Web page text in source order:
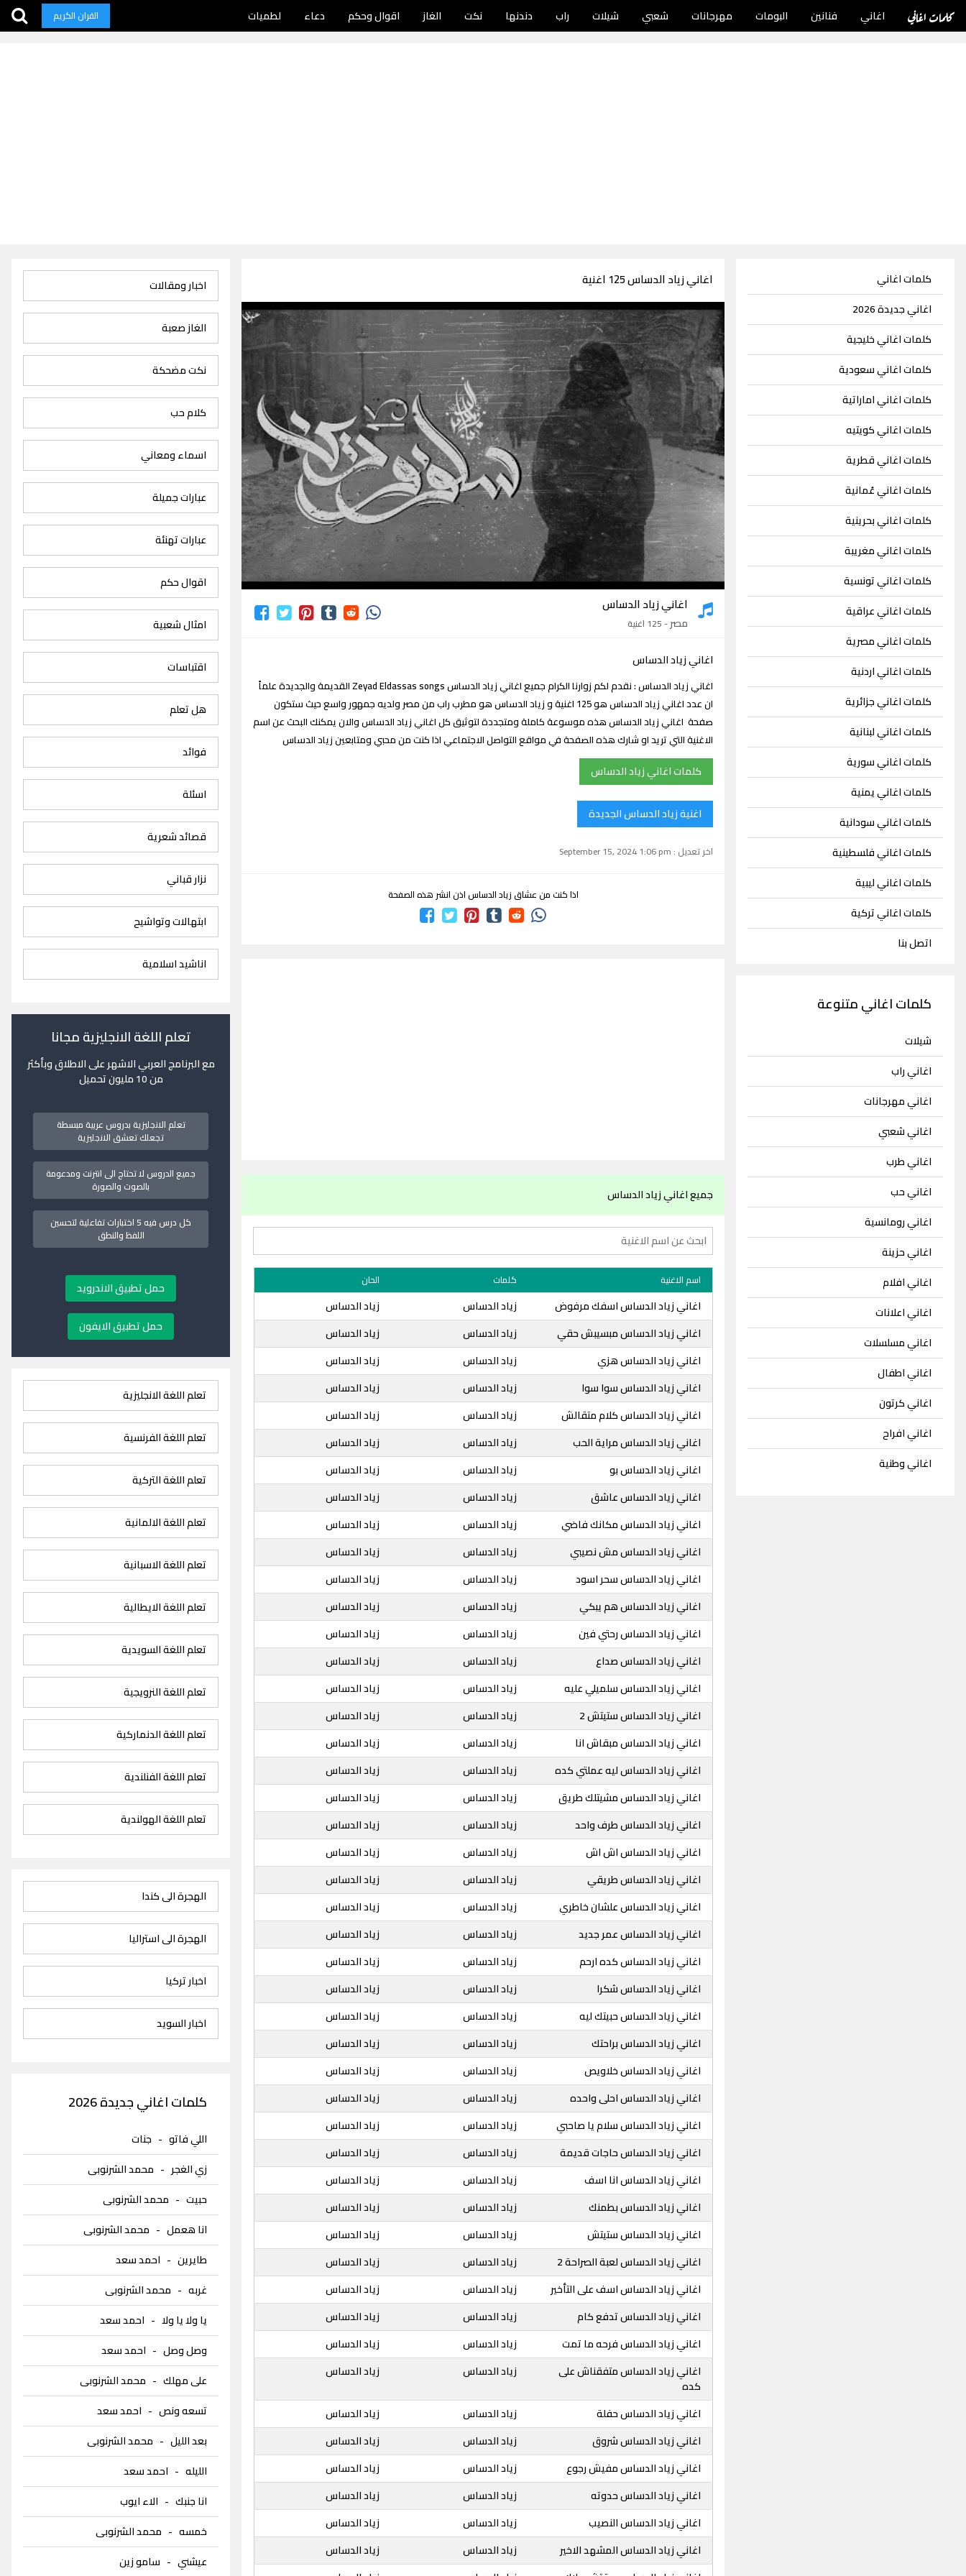
كلمات اغاني اغاني فنانين البومات مهرجانات شعبي شيلات راب دندنها نكت الغاز اقوال وحكم دعاء لطميات القران الكريم
كلمات اغاني
اغاني جديدة 2026
كلمات اغاني خليجية
كلمات اغاني سعودية
كلمات اغاني اماراتية
كلمات اغاني كويتيه
كلمات اغاني قطرية
كلمات اغاني عُمانية
كلمات اغاني بحرينية
كلمات اغاني مغريبة
كلمات اغاني تونسية
كلمات اغاني عراقية
كلمات اغاني مصرية
كلمات اغاني اردنية
كلمات اغاني جزائرية
كلمات اغاني لبنانية
كلمات اغاني سورية
كلمات اغاني يمنية
كلمات اغاني سودانية
كلمات اغاني فلسطينية
كلمات اغاني ليبية
كلمات اغاني تركية
اتصل بنا
كلمات اغاني متنوعة
شيلات
اغاني راب
اغاني مهرجانات
اغاني شعبي
اغاني طرب
اغاني حب
اغاني رومانسية
اغاني حزينة
اغاني افلام
اغاني اعلانات
اغاني مسلسلات
اغاني اطفال
اغاني كرتون
اغاني افراح
اغاني وطنية
اغاني زياد الدساس 125 اغنية
اغاني زياد الدساس
اغاني زياد الدساس
مصر- 125 اغنية
اغاني زياد الدساس
اغاني زياد الدساس : نقدم لكم زوارنا الكرام جميع اغاني زياد الدساس Zeyad Eldassas songs القديمة والجديدة علماً
ان عدد اغاني زياد الدساس هو 125 اغنية و زياد الدساس هو مطرب راب من مصر ولديه جمهور واسع حيث ستكون
صفحة اغاني زياد الدساس هذه موسوعة كاملة ومتجددة لتوثيق كل اغاني زياد الدساس والان يمكنك البحث عن اسم
الاغنية التي تريد او شارك هذه الصفحة في مواقع التواصل الاجتماعي اذا كنت من محبي ومتابعين زياد الدساس
كلمات اغاني زياد الدساس
اغنية زياد الدساس الجديدة
اخر تعديل : September 15, 2024 1:06 pm
اذا كنت من عشاق زياد الدساس اذن انشر هذه الصفحة
جميع اغاني زياد الدساس
اسم الاغنية كلمات الحان
اغاني زياد الدساس اسفك مرفوض زياد الدساس
زياد الدساس
اغاني زياد الدساس مبسيبش حقي
زياد الدساس
زياد الدساس
اغاني زياد الدساس هزي
زياد الدساس
زياد الدساس
اغاني زياد الدساس سوا سوا
زياد الدساس
زياد الدساس
اغاني زياد الدساس كلام متقالش
زياد الدساس
زياد الدساس
اغاني زياد الدساس مراية الحب
زياد الدساس
زياد الدساس
اغاني زياد الدساس بو
زياد الدساس
زياد الدساس
اغاني زياد الدساس عاشق
زياد الدساس
زياد الدساس
اغاني زياد الدساس مكانك فاضي
زياد الدساس
زياد الدساس
اغاني زياد الدساس مش نصيبي
زياد الدساس
زياد الدساس
اغاني زياد الدساس سحر اسود
زياد الدساس
زياد الدساس
اغاني زياد الدساس هم يبكي
زياد الدساس
زياد الدساس
اغاني زياد الدساس رحتي فين
زياد الدساس
زياد الدساس
اغاني زياد الدساس صداع
زياد الدساس
زياد الدساس
اغاني زياد الدساس سلميلي عليه
زياد الدساس
زياد الدساس
اغاني زياد الدساس ستيتش 2
زياد الدساس
زياد الدساس
اغاني زياد الدساس مبقاش انا
زياد الدساس
زياد الدساس
اغاني زياد الدساس ليه عملتي كده
زياد الدساس
زياد الدساس
اغاني زياد الدساس مشيتلك طريق
زياد الدساس
زياد الدساس
اغاني زياد الدساس طرف واحد
زياد الدساس
زياد الدساس
اغاني زياد الدساس اش اش
زياد الدساس
زياد الدساس
اغاني زياد الدساس طريقي
زياد الدساس
زياد الدساس
اغاني زياد الدساس علشان خاطري
زياد الدساس
زياد الدساس
اغاني زياد الدساس عمر جديد
زياد الدساس
زياد الدساس
اغاني زياد الدساس كده ارحم
زياد الدساس
زياد الدساس
اغاني زياد الدساس شكرا
زياد الدساس
زياد الدساس
اغاني زياد الدساس حبيتك ليه
زياد الدساس
زياد الدساس
اغاني زياد الدساس براحتك
زياد الدساس
زياد الدساس
اغاني زياد الدساس خلاويص
زياد الدساس
زياد الدساس
اغاني زياد الدساس احلى واحده
زياد الدساس
زياد الدساس
اغاني زياد الدساس سلام يا صاحبي
زياد الدساس
زياد الدساس
اغاني زياد الدساس حاجات قديمة
زياد الدساس
زياد الدساس
اغاني زياد الدساس انا اسف
زياد الدساس
زياد الدساس
اغاني زياد الدساس بطمنك
زياد الدساس
زياد الدساس
اغاني زياد الدساس ستيتش
زياد الدساس
زياد الدساس
اغاني زياد الدساس لعبة الصراحة 2
زياد الدساس
زياد الدساس
اغاني زياد الدساس اسف على التأخير
زياد الدساس
زياد الدساس
اغاني زياد الدساس تدفع كام
زياد الدساس
زياد الدساس
اغاني زياد الدساس فرحه ما تمت
زياد الدساس
زياد الدساس
اغاني زياد الدساس متفقناش على
كده
زياد الدساس زياد الدساس
اغاني زياد الدساس حفلة زياد الدساس
زياد الدساس
اغاني زياد الدساس شروق
زياد الدساس
زياد الدساس
اغاني زياد الدساس مفيش رجوع
زياد الدساس
زياد الدساس
اغاني زياد الدساس حدوته
زياد الدساس
زياد الدساس
اغاني زياد الدساس النصيب
زياد الدساس
زياد الدساس
اغاني زياد الدساس المشهد الاخير
زياد الدساس
زياد الدساس
اخبار ومقالات
الغاز صعبة
نكت مضحكة
كلام حب
اسماء ومعاني
عبارات جميلة
عبارات تهنئة
اقوال حكم
امثال شعبية
اقتباسات
هل تعلم
فوائد
اسئلة
قصائد شعرية
نزار قباني
ابتهالات وتواشيح
اناشيد اسلامية
تعلم اللغة الانجليزية مجانا
مع البرنامج العربي الاشهر على الاطلاق وبأكثر
من 10 مليون تحميل
تعلم الانجليزية بدروس عربية مبسطة
تجعلك تعشق الانجليزية
جميع الدروس لا تحتاج الى انترنت ومدعومة
بالصوت والصورة
كل درس فيه 5 اختبارات تفاعلية لتحسين
اللفظ والنطق
حمل تطبيق الاندرويد
حمل تطبيق الايفون
تعلم اللغة الانجليزية
تعلم اللغة الفرنسية
تعلم اللغة التركية
تعلم اللغة الالمانية
تعلم اللغة الاسبانية
تعلم اللغة الايطالية
تعلم اللغة السويدية
تعلم اللغة النرويجية
تعلم اللغة الدنماركية
تعلم اللغة الفنلندية
تعلم اللغة الهولندية
الهجرة الى كندا
الهجرة الى استراليا
اخبار تركيا
اخبار السويد
كلمات اغاني جديدة 2026
اللي فاتو- جنات
زي الغجر - محمد الشرنوبى
حبيت- محمد الشرنوبى
انا هعمل- محمد الشرنوبى
طايرين- احمد سعد
غربه- محمد الشرنوبى
يا ولا يا ولا- احمد سعد
وصل وصل- احمد سعد
على مهلك- محمد الشرنوبى
تسعه ونص- احمد سعد
بعد الليل- محمد الشرنوبى
الليله- احمد سعد
انا جنبك- الاء ايوب
خمسه- محمد الشرنوبى
عيشني- سامو زين